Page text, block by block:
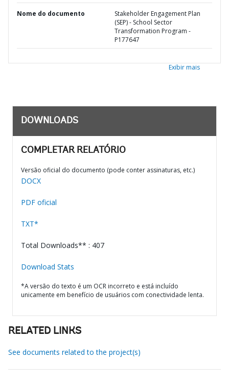
Nome do documento
Stakeholder Engagement Plan
(SEP) - School Sector
Transformation Program -
P177647
Exibir mais
DOWNLOADS
COMPLETAR RELATÓRIO
Versão oficial do documento (pode conter assinaturas, etc.)
DOCX
PDF oficial
TXT*
Total Downloads** : 407
Download Stats
*A versão do texto é um OCR incorreto e está incluído
unicamente em benefício de usuários com conectividade lenta.
RELATED LINKS
See documents related to the project(s)